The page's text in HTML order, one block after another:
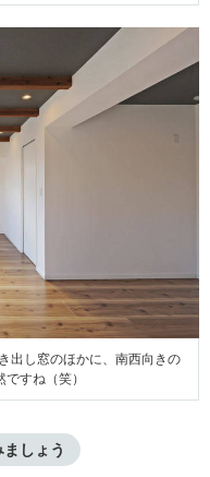
出し窓のほかに、南西向きの
すね（笑）
しょう